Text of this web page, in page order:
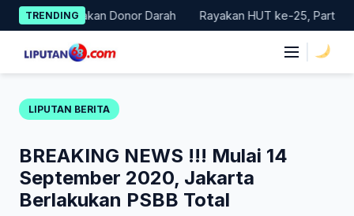
Skip
to
content
TRENDING
Gerakan Donor Darah Rayakan HUT ke-25, Partai
LIPUTAN BERITA
BREAKING NEWS !!! Mulai 14
September 2020, Jakarta
Berlakukan PSBB Total